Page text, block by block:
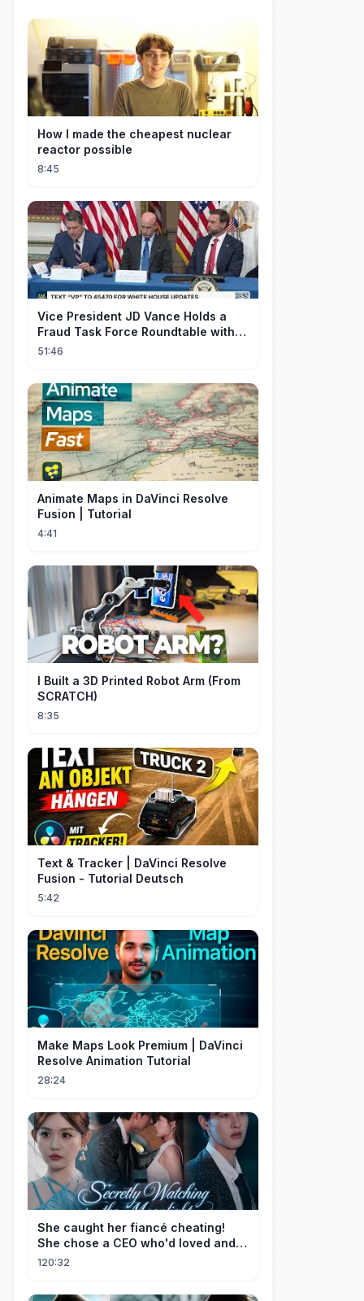
How I made the cheapest nuclear
reactor possible
8:45
Vice President JD Vance Holds a
Fraud Task Force Roundtable with
Members of Congress
51:46
Animate Maps in DaVinci Resolve
Fusion | Tutorial
4:41
I Built a 3D Printed Robot Arm (From
SCRATCH)
8:35
Text & Tracker | DaVinci Resolve
Fusion - Tutorial Deutsch
5:42
Make Maps Look Premium | DaVinci
Resolve Animation Tutorial
28:24
She caught her fiancé cheating!
She chose a CEO who'd loved and
cherished her for years. ❤️
120:32